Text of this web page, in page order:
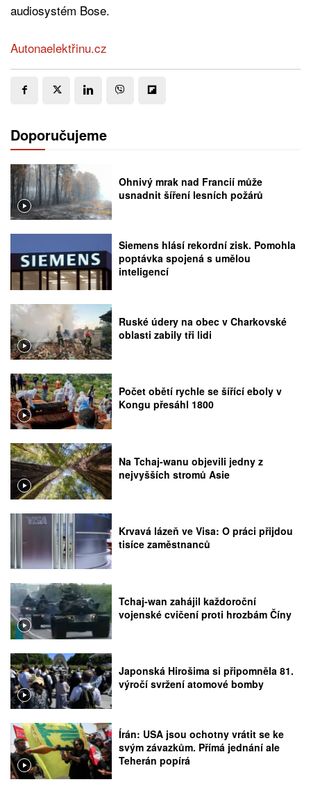
audiosystém Bose.
Autonaelektřinu.cz
Doporučujeme
Ohnivý mrak nad Francií může
usnadnit šíření lesních požárů
Siemens hlásí rekordní zisk. Pomohla
poptávka spojená s umělou
inteligencí
Ruské údery na obec v Charkovské
oblasti zabily tři lidi
Počet obětí rychle se šířící eboly v
Kongu přesáhl 1800
Na Tchaj-wanu objevili jedny z
nejvyšších stromů Asie
Krvavá lázeň ve Visa: O práci přijdou
tisíce zaměstnanců
Tchaj-wan zahájil každoroční
vojenské cvičení proti hrozbám Číny
Japonská Hirošima si připomněla 81.
výročí svržení atomové bomby
Írán: USA jsou ochotny vrátit se ke
svým závazkům. Přímá jednání ale
Teherán popírá